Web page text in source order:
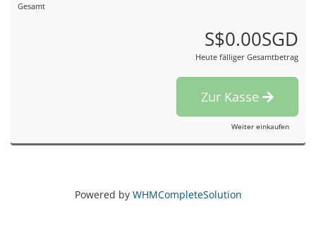
Gesamt
S$0.00SGD
Heute fälliger Gesamtbetrag
Zur Kasse
Weiter einkaufen
Powered by WHMCompleteSolution